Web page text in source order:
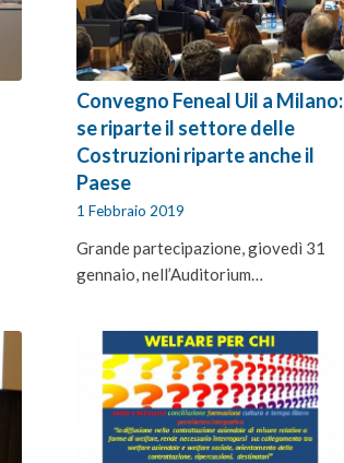
Convegno Feneal Uil a Milano:
se riparte il settore delle
Costruzioni riparte anche il
Paese
1 Febbraio 2019
Grande partecipazione, giovedì 31
gennaio, nell’Auditorium…